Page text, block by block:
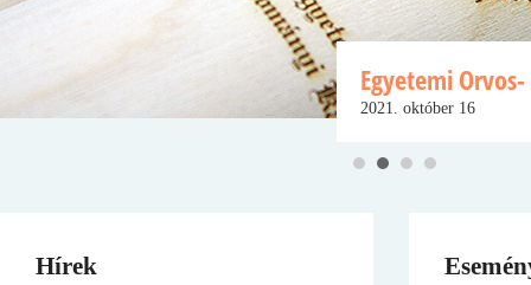
Egyetemi
2021. október 16
Hírek